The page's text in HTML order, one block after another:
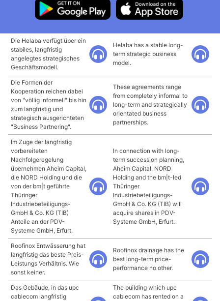
Die Helaba verfügt über ein
stabiles, langfristig
angelegtes strategisches
Geschäftsmodell.
Helaba has a stable long-
term strategic business
model.
Die Formen der
Kooperation reichen dabei
von "völlig informell" bis hin
zum langfristig und
strategisch ausgerichteten
"Business Partnering".
These agreements range
from completely informal to
long-term and strategically
orientated business
partnerships.
Im Zuge der langfristig
vorbereiteten
Nachfolgeregelung
übernehmen Aheim Capital,
die NORD Holding und die
von der bm|t geführte
Thüringer
Industriebeteiligungs-
GmbH & Co. KG (TIB)
Anteile an der PDV-
Systeme GmbH, Erfurt.
In connection with long-
term succession planning,
Aheim Capital, NORD
Holding and the bm|t-led
Thüringer
Industriebeteiligungs-
GmbH & Co. KG (TIB) will
acquire shares in PDV-
Systeme GmbH, Erfurt.
Roofinox Entwässerung hat
langfristig das beste Preis-
Leistungs Verhältnis. Wie
sonst keiner.
Roofinox drainage has the
best long-term price-
performance no other.
Das Gebäude, in das upc
cablecom langfristig
The building which upc
cablecom has rented on a